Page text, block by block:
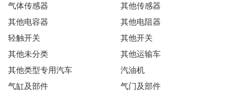
气体传感器
其他传感器
其他电容器
其他电阻器
轻触开关
其他开关
其他未分类
其他运输车
其他类型专用汽车
汽油机
气缸及部件
气门及部件